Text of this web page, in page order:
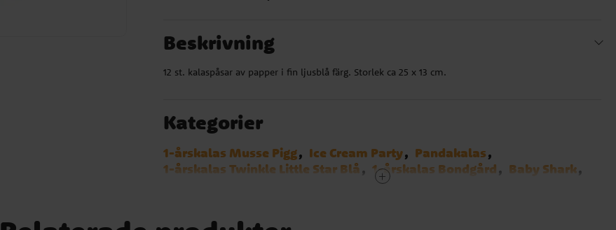
Beskrivning
12 st. kalaspåsar av papper i fin ljusblå färg. Storlek ca 25 x 13 cm.
Kategorier
1-årskalas Musse Pigg Ice Cream Party
Pandakalas
1-årskalas Twinkle Little Star Blå
1-årskalas Bondgård
Baby Shark
Dog Party
Smurfarna